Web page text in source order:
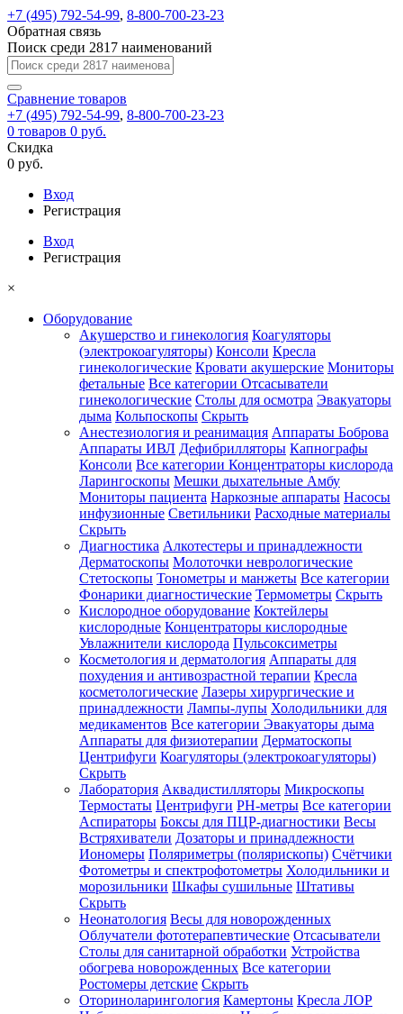
+7 (495) 792-54-99, 8-800-700-23-23
Обратная связь
Поиск среди 2817 наименований
Сравнение товаров
+7 (495) 792-54-99, 8-800-700-23-23
0 товаров 0 руб.
Скидка
0 руб.
Вход
Регистрация
Вход
Регистрация
×
Оборудование
Акушерство и гинекология Коагуляторы
(электрокоагуляторы) Консоли Кресла
гинекологические Кровати акушерские Мониторы
фетальные Все категории Отсасыватели
гинекологические Столы для осмотра Эвакуаторы
дыма Кольпоскопы Скрыть
Анестезиология и реанимация Аппараты Боброва
Аппараты ИВЛ Дефибрилляторы Капнографы
Консоли Все категории Концентраторы кислорода
Ларингоскопы Мешки дыхательные Амбу
Мониторы пациента Наркозные аппараты Насосы
инфузионные Светильники Расходные материалы
Скрыть
Диагностика Алкотестеры и принадлежности
Дерматоскопы Молоточки неврологические
Стетоскопы Тонометры и манжеты Все категории
Фонарики диагностические Термометры Скрыть
Кислородное оборудование Коктейлеры
кислородные Концентраторы кислородные
Увлажнители кислорода Пульсоксиметры
Косметология и дерматология Аппараты для
похудения и антивозрастной терапии Кресла
косметологические Лазеры хирургические и
принадлежности Лампы-лупы Холодильники для
медикаментов Все категории Эвакуаторы дыма
Аппараты для физиотерапии Дерматоскопы
Центрифуги Коагуляторы (электрокоагуляторы)
Скрыть
Лаборатория Аквадистилляторы Микроскопы
Термостаты Центрифуги PH-метры Все категории
Аспираторы Боксы для ПЦР-диагностики Весы
Встряхиватели Дозаторы и принадлежности
Иономеры Поляриметры (полярископы) Счётчики
Фотометры и спектрофотометры Холодильники и
морозильники Шкафы сушильные Штативы
Скрыть
Неонатология Весы для новорожденных
Облучатели фототерапевтические Отсасыватели
Столы для санитарной обработки Устройства
обогрева новорожденных Все категории
Ростомеры детские Скрыть
Оториноларингология Камертоны Кресла ЛОР